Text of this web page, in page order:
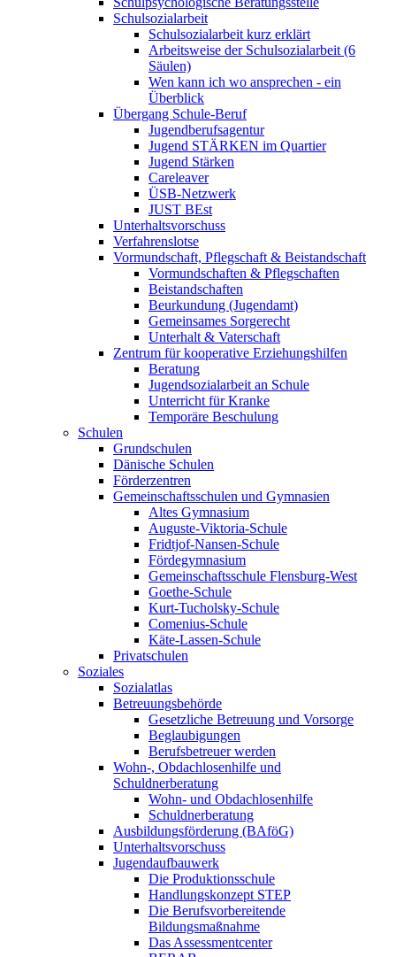
Schulsozialarbeit
Schulsozialarbeit kurz erklärt
Arbeitsweise der Schulsozialarbeit (6
Säulen)
Wen kann ich wo ansprechen - ein
Überblick
Übergang Schule-Beruf
Jugendberufsagentur
Jugend STÄRKEN im Quartier
Jugend Stärken
Careleaver
ÜSB-Netzwerk
JUST BEst
Unterhaltsvorschuss
Verfahrenslotse
Vormundschaft, Pflegschaft & Beistandschaft
Vormundschaften & Pflegschaften
Beistandschaften
Beurkundung (Jugendamt)
Gemeinsames Sorgerecht
Unterhalt & Vaterschaft
Zentrum für kooperative Erziehungshilfen
Beratung
Jugendsozialarbeit an Schule
Unterricht für Kranke
Temporäre Beschulung
Schulen
Grundschulen
Dänische Schulen
Förderzentren
Gemeinschaftsschulen und Gymnasien
Altes Gymnasium
Auguste-Viktoria-Schule
Fridtjof-Nansen-Schule
Fördegymnasium
Gemeinschaftsschule Flensburg-West
Goethe-Schule
Kurt-Tucholsky-Schule
Comenius-Schule
Käte-Lassen-Schule
Privatschulen
Soziales
Sozialatlas
Betreuungsbehörde
Gesetzliche Betreuung und Vorsorge
Beglaubigungen
Berufsbetreuer werden
Wohn-, Obdachlosenhilfe und
Schuldnerberatung
Wohn- und Obdachlosenhilfe
Schuldnerberatung
Ausbildungsförderung (BAföG)
Unterhaltsvorschuss
Jugendaufbauwerk
Die Produktionsschule
Handlungskonzept STEP
Die Berufsvorbereitende
Bildungsmaßnahme
Das Assessmentcenter